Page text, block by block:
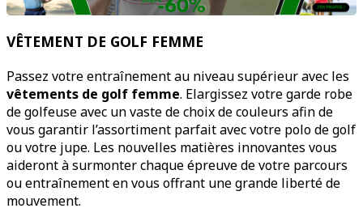
VÊTEMENT DE GOLF FEMME
Passez votre entraînement au niveau supérieur avec les
vêtements de golf femme. Elargissez votre garde robe
de golfeuse avec un vaste de choix de couleurs afin de
vous garantir l’assortiment parfait avec votre polo de golf
ou votre jupe. Les nouvelles matières innovantes vous
aideront à surmonter chaque épreuve de votre parcours
ou entraînement en vous offrant une grande liberté de
mouvement.